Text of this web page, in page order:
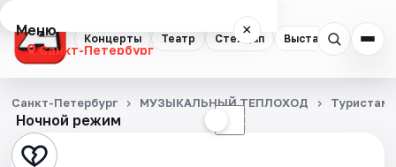
Концерты Театр Стендап Выставки
Меню ×
Санкт-Петербург
Концерты
Театр
Ночной режим ☾
Санкт-Петербург МУЗЫКАЛЬНЫЙ ТЕПЛОХОД Туристам